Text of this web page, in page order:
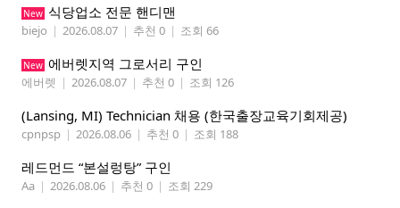
New 식당업소 전문 핸디맨
biejo | 2026.08.07 | 추천 0 | 조회 66
New 에버렛지역 그로서리 구인
에버렛 | 2026.08.07 | 추천 0 | 조회 126
(Lansing, MI) Technician 채용 (한국출장교육기회제공)
cpnpsp | 2026.08.06 | 추천 0 | 조회 188
레드먼드 “본설렁탕” 구인
Aa | 2026.08.06 | 추천 0 | 조회 229